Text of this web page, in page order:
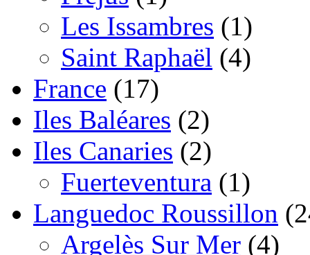
Les Issambres (1)
Saint Raphaël (4)
France (17)
Iles Baléares (2)
Iles Canaries (2)
Fuerteventura (1)
Languedoc Roussillon
Argelès Sur Mer (4)